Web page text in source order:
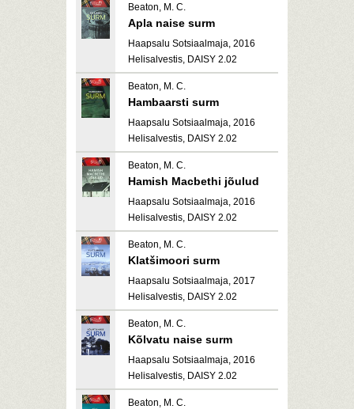
Beaton, M. C.
Apla naise surm
Haapsalu Sotsiaalmaja, 2016
Helisalvestis, DAISY 2.02
Beaton, M. C.
Hambaarsti surm
Haapsalu Sotsiaalmaja, 2016
Helisalvestis, DAISY 2.02
Beaton, M. C.
Hamish Macbethi jõulud
Haapsalu Sotsiaalmaja, 2016
Helisalvestis, DAISY 2.02
Beaton, M. C.
Klatšimoori surm
Haapsalu Sotsiaalmaja, 2017
Helisalvestis, DAISY 2.02
Beaton, M. C.
Kõlvatu naise surm
Haapsalu Sotsiaalmaja, 2016
Helisalvestis, DAISY 2.02
Beaton, M. C.